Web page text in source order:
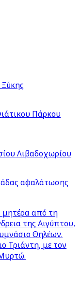
Πάρκου
Λιβαδοχωρίου
αφαλάτωσης
από τη
της Αιγύπτου,
Θηλέων.
Τριάντη, με τον